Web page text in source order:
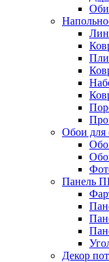
Обои для
Панель
Декор